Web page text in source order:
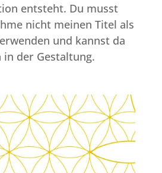
entsteht. Du musst
nicht meinen Titel als
und kannst da
in der Gestaltung.